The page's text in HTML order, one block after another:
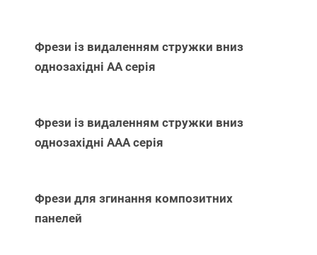
Фрези із видаленням стружки вниз
однозахідні АА серія
Фрези із видаленням стружки вниз
однозахідні ААА серія
Фрези для згинання композитних
панелей